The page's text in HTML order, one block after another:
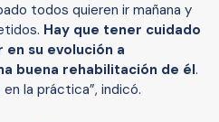
todos quieren ir mañana y
Hay que tener cuidado
en su evolución a
buena rehabilitación de él.
la práctica”, indicó.